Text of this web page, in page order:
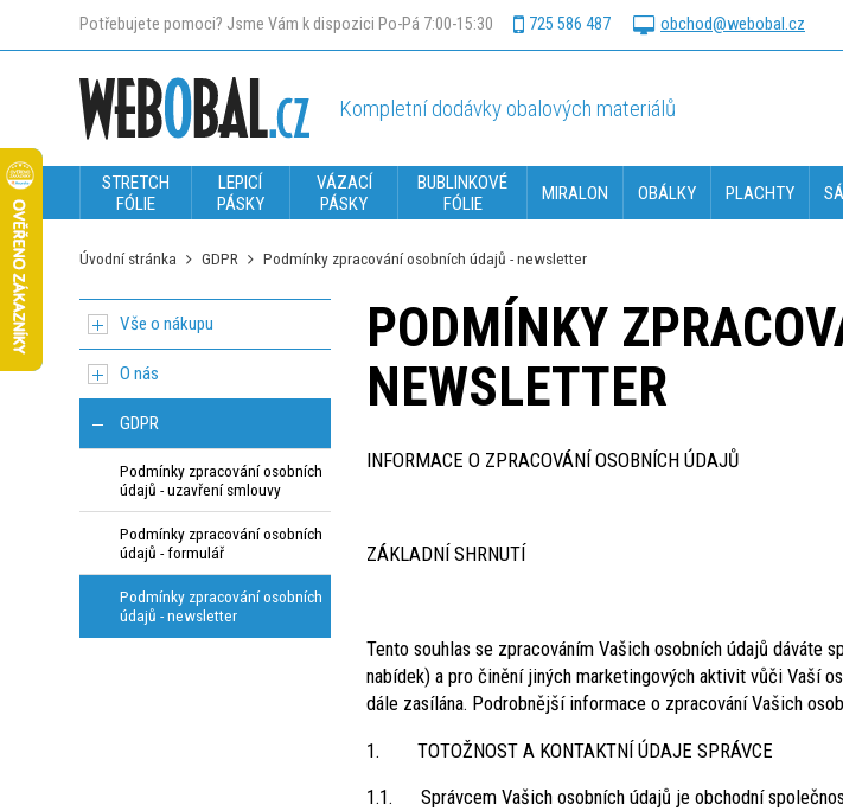
Potřebujete pomoci? Jsme Vám k dispozici Po-Pá 7:00-15:30 725 586 487 obchod@webobal.cz
Kompletní dodávky obalových materiálů
STRETCH
FÓLIE
LEPICÍ
PÁSKY
VÁZACÍ
PÁSKY
BUBLINKOVÉ
FÓLIE
MIRALON OBÁLKY PLACHTY
Úvodní stránka GDPR Podmínky zpracování osobních údajů - newsletter
PODMÍNKY
NEWSLETTER
INFORMACE O ZPRACOVÁNÍ OSOBNÍCH ÚDAJŮ
ZÁKLADNÍ SHRNUTÍ
Tento souhlas se zpracováním Vašich osobních údajů dáváte
nabídek) a pro činění jiných marketingových aktivit vůči Vaší
dále zasílána. Podrobnější informace o zpracování Vašich
1. TOTOŽNOST A KONTAKTNÍ ÚDAJE SPRÁVCE
1.1. Správcem Vašich osobních údajů je obchodní
Vše o nákupu
O nás
GDPR
Podmínky zpracování osobních
údajů - uzavření smlouvy
Podmínky zpracování osobních
údajů - formulář
Podmínky zpracování osobních
údajů - newsletter